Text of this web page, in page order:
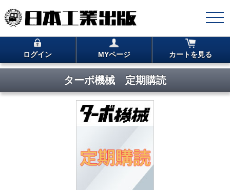
ログイン MYページ カートを見る
ターボ機械 定期購読